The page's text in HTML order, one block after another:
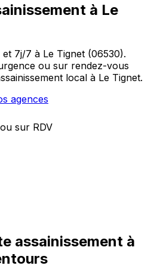
à Le
7j/7 à Le Tignet (06530).
ou sur rendez-vous
local à Le Tignet.
agences
sur RDV
assainissement à